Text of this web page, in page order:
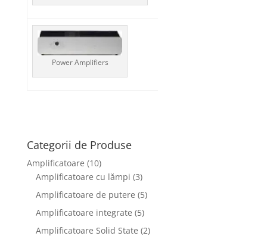
Power Amplifiers
Categorii de Produse
Amplificatoare (10)
Amplificatoare cu lămpi (3)
Amplificatoare de putere (5)
Amplificatoare integrate (5)
Amplificatoare Solid State (2)